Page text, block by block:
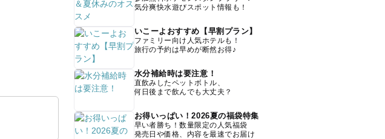
気分爽快水遊びスポット情報も！
いこーよおすすめ【早割プラン】
ファミリー向け人気ホテルも！
旅行の予約は早めが断然お得♪
水分補給時は要注意！
直飲みしたペットボトル、
何日後まで飲んでも大丈夫？
お得いっぱい！2026夏の福袋特集
早い者勝ち！数量限定の人気福袋
発売日や価格、内容を最速でお届け